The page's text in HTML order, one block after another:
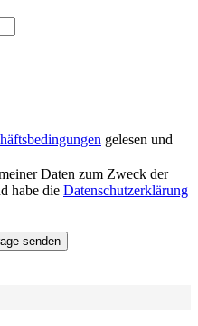
gelesen und
Daten zum Zweck der
habe die Datenschutzerklärung
senden